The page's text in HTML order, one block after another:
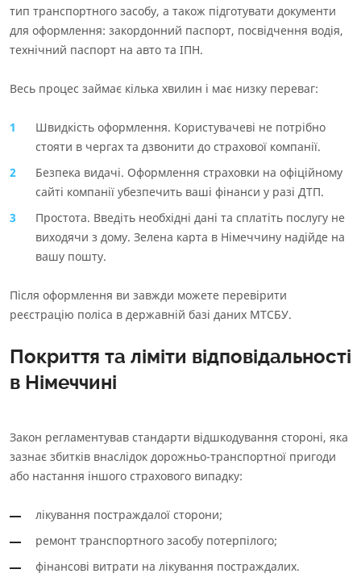
тип транспортного засобу, а також підготувати документи
для оформлення: закордонний паспорт, посвідчення водія,
технічний паспорт на авто та ІПН.
Весь процес займає кілька хвилин і має низку переваг:
Швидкість оформлення. Користувачеві не потрібно
стояти в чергах та дзвонити до страхової компанії.
Безпека видачі. Оформлення страховки на офіційному
сайті компанії убезпечить ваші фінанси у разі ДТП.
Простота. Введіть необхідні дані та сплатіть послугу не
виходячи з дому. Зелена карта в Німеччину надійде на
вашу пошту.
Після оформлення ви завжди можете перевірити
реєстрацію поліса в державній базі даних МТСБУ.
Покриття та ліміти відповідальності
в Німеччині
Закон регламентував стандарти відшкодування стороні, яка
зазнає збитків внаслідок дорожньо-транспортної пригоди
або настання іншого страхового випадку:
лікування постраждалої сторони;
ремонт транспортного засобу потерпілого;
фінансові витрати на лікування постраждалих.